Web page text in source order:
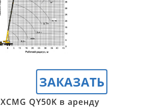
ЗАКАЗАТЬ
QY50K в аренду